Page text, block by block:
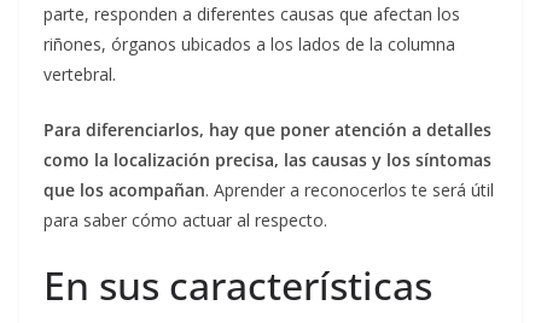
parte, responden a diferentes causas que afectan los
riñones, órganos ubicados a los lados de la columna
vertebral.
Para diferenciarlos, hay que poner atención a detalles
como la localización precisa, las causas y los síntomas
que los acompañan. Aprender a reconocerlos te será útil
para saber cómo actuar al respecto.
En sus características